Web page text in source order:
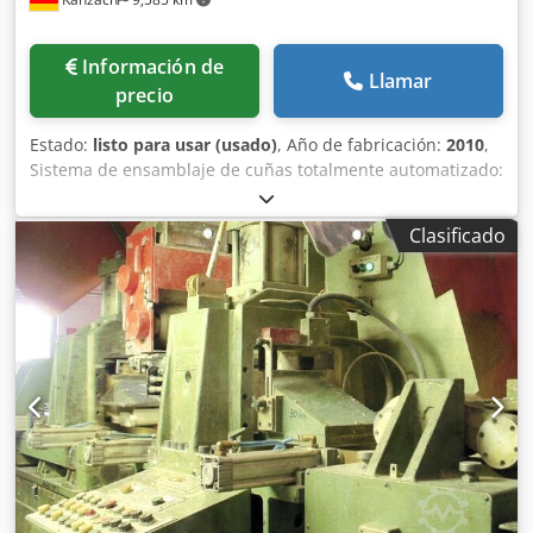
Información de
precio
Llamar
Estado: listo para usar (usado), Año de fabricación: 2010,
Sistema de ensamblaje de cuñas totalmente automatizado:
modelo de doble paquete. Codpfxoznh Szj Ai Sjha La
máquina está desmontada. La máquina se revisará y se
ofrecerá con garantía de funcionamiento. Especificaciones:
Longitud de la madera en la entrada: mín. 200 mm máx.
4000 mm Sección transversal de la madera: mín. 20 x 40
mm máx. 80 x 220 mm Longitud de la madera en la salida:
18.000 mm Sección transversal máxima de la madera con
un tamaño de muesca de 10 mm: madera dura: 120 cm²
madera blanda: 150 cm² Diseño de las muescas: vertical y
horizontal Tipo de adhesivo: PUR Energía eléctrica: Tensión
de conexión: 400 V Tensión de control: 24 V Frecuencia: 50
Hz El sistema está completamente cableado hasta el
armario de control. La longitud de las cuñas, la sección
transversal de la madera y el tipo de adhesivo aún se
Clasificado